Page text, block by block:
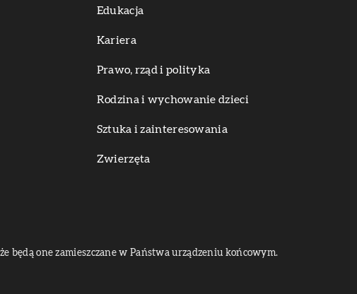
Edukacja
Kariera
Prawo, rząd i polityka
Rodzina i wychowanie dzieci
Sztuka i zainteresowania
Zwierzęta
one zamieszczane w Państwa urządzeniu końcowym.